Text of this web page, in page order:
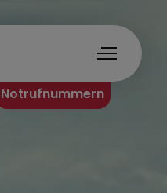
Notrufnummern